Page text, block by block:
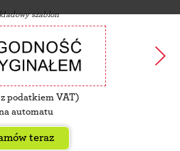
szablon
z podatkiem VAT)
automatu
teraz